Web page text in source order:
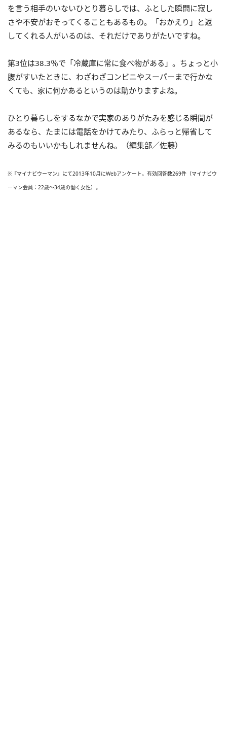
を言う相手のいないひとり暮らしでは、ふとした瞬間に寂し
さや不安がおそってくることもあるもの。「おかえり」と返
してくれる人がいるのは、それだけでありがたいですね。
第3位は38.3％で「冷蔵庫に常に食べ物がある」。ちょっと小
腹がすいたときに、わざわざコンビニやスーパーまで行かな
くても、家に何かあるというのは助かりますよね。
ひとり暮らしをするなかで実家のありがたみを感じる瞬間が
あるなら、たまには電話をかけてみたり、ふらっと帰省して
みるのもいいかもしれませんね。（編集部／佐藤）
※『マイナビウーマン』にて2013年10月にWebアンケート。有効回答数269件（マイナビウ
ーマン会員：22歳～34歳の働く女性）。